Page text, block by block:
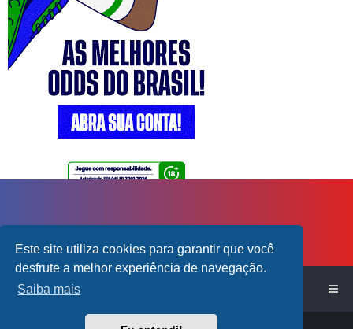
Este site utiliza cookies para garantir que você
desfrute a melhor experiência de navegação.
Saiba mais
Início do Fórum!